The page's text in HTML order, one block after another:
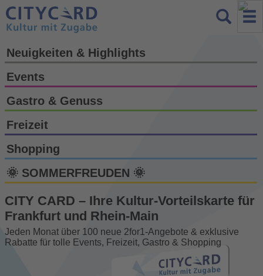
Neuigkeiten & Highlights
Events
Gastro & Genuss
Freizeit
Shopping
🌞 SOMMERFREUDEN 🌞
CITY CARD – Ihre Kultur-Vorteils­karte für
Frankfurt und Rhein-Main
Jeden Monat über 100 neue 2for1-Angebote & exklusive
Rabatte für tolle Events, Freizeit, Gastro & Shopping